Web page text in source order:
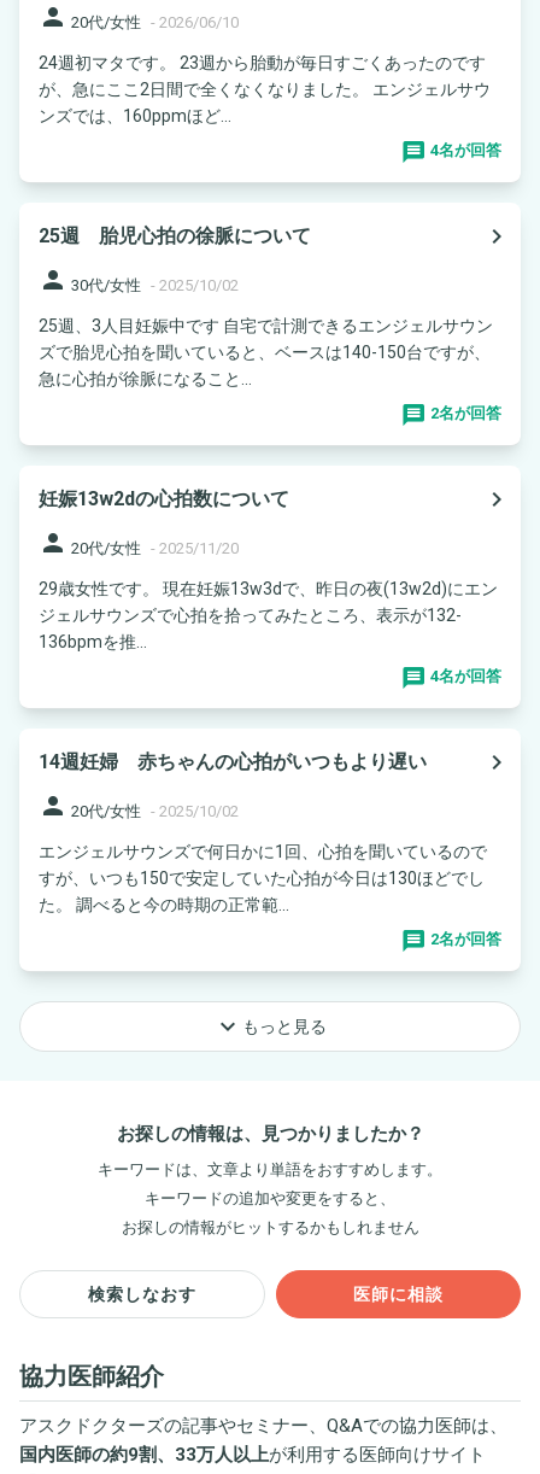
person 20代/女性 - 2026/06/10
24週初マタです。 23週から胎動が毎日すごくあったのです
が、急にここ2日間で全くなくなりました。 エンジェルサウ
ンズでは、160ppmほど...
4名が回答
25週 胎児心拍の徐脈について
navigate_next
person 30代/女性 - 2025/10/02
25週、3人目妊娠中です 自宅で計測できるエンジェルサウン
ズで胎児心拍を聞いていると、ベースは140-150台ですが、
急に心拍が徐脈になること...
2名が回答
妊娠13w2dの心拍数について
navigate_next
person 20代/女性 - 2025/11/20
29歳女性です。 現在妊娠13w3dで、昨日の夜(13w2d)にエン
ジェルサウンズで心拍を拾ってみたところ、表示が132-
136bpmを推...
4名が回答
14週妊婦 赤ちゃんの心拍がいつもより遅い
navigate_next
person 20代/女性 - 2025/10/02
エンジェルサウンズで何日かに1回、心拍を聞いているので
すが、いつも150で安定していた心拍が今日は130ほどでし
た。 調べると今の時期の正常範...
2名が回答
keyboard_arrow_down もっと見る
お探しの情報は、見つかりましたか？
キーワードは、文章より単語をおすすめします。
キーワードの追加や変更をすると、
お探しの情報がヒットするかもしれません
検索しなおす 医師に相談
協力医師紹介
アスクドクターズの記事やセミナー、Q&Aでの協力医師は、
国内医師の約9割、33万人以上が利用する医師向けサイト